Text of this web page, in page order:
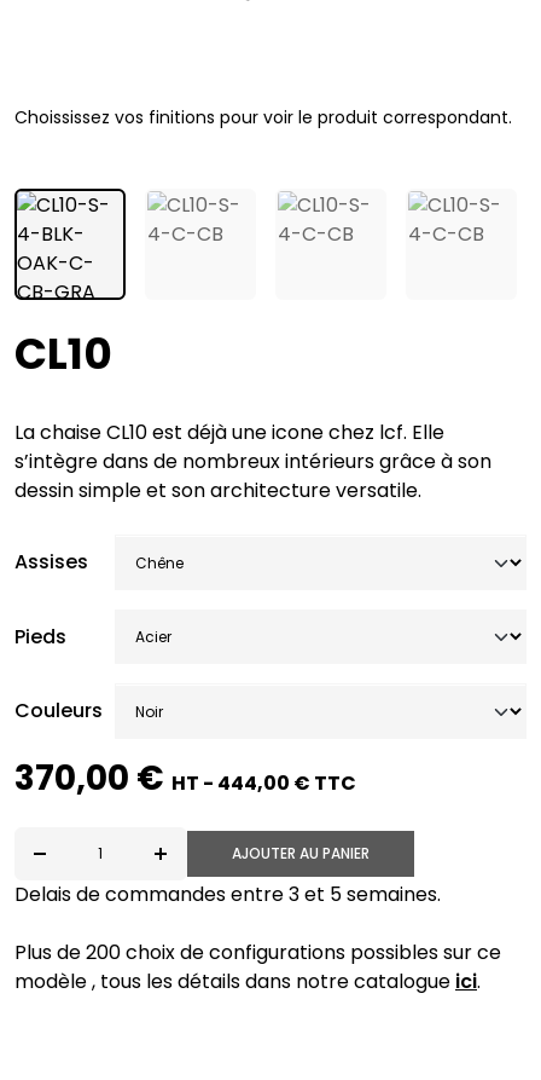
Choississez vos finitions pour voir le produit correspondant.
CL10
La chaise CL10 est déjà une icone chez lcf. Elle
s’intègre dans de nombreux intérieurs grâce à son
dessin simple et son architecture versatile.
Assises
Pieds
Couleurs
370,00 € HT - 444,00 € TTC
quantité de CL10-S-4-C-CBAJOUTER AU PANIER
Delais de commandes entre 3 et 5 semaines.
Plus de 200 choix de configurations possibles sur ce
modèle , tous les détails dans notre catalogue ici.